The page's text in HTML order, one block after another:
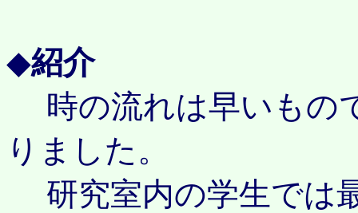
◆紹介
時の流れは早いもの
りました。
研究室内の学生では